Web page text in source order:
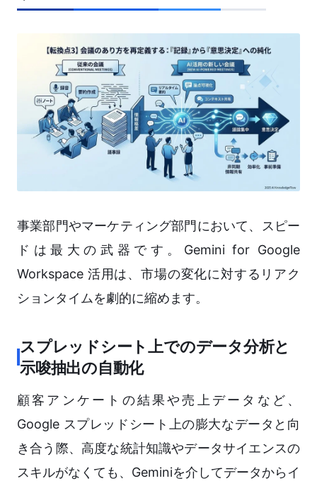
事業部門やマーケティング部門において、スピー
ドは最大の武器です。Gemini for Google
Workspace 活用は、市場の変化に対するリアク
ションタイムを劇的に縮めます。
スプレッドシート上でのデータ分析と
示唆抽出の自動化
顧客アンケートの結果や売上データなど、
Google スプレッドシート上の膨大なデータと向
き合う際、高度な統計知識やデータサイエンスの
スキルがなくても、Geminiを介してデータからイ